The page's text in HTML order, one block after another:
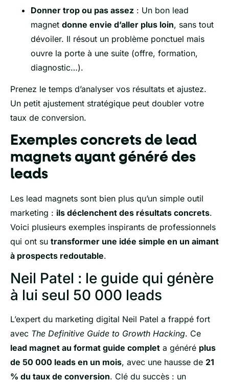
Donner trop ou pas assez : Un bon lead
magnet donne envie d’aller plus loin, sans tout
dévoiler. Il résout un problème ponctuel mais
ouvre la porte à une suite (offre, formation,
diagnostic…).
Prenez le temps d’analyser vos résultats et ajustez.
Un petit ajustement stratégique peut doubler votre
taux de conversion.
Exemples concrets de lead
magnets ayant généré des
leads
Les lead magnets sont bien plus qu’un simple outil
marketing : ils déclenchent des résultats concrets.
Voici plusieurs exemples inspirants de professionnels
qui ont su transformer une idée simple en un aimant
à prospects redoutable.
Neil Patel : le guide qui génère
à lui seul 50 000 leads
L’expert du marketing digital Neil Patel a frappé fort
avec The Definitive Guide to Growth Hacking. Ce
lead magnet au format guide complet a généré plus
de 50 000 leads en un mois, avec une hausse de 21
% du taux de conversion. Clé du succès : un